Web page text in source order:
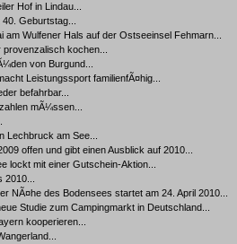
Hof in Lindau...
Geburtstag...
Wulfener Hals auf der Ostseeinsel Fehmarn...
kochen...
von Burgund...
Leistungssport familienfÃ¤hig...
befahrbar...
mÃ¼ssen...
Lechbruck am See...
offen und gibt einen Ausblick auf 2010...
lockt mit einer Gutschein-Aktion...
NÃ¤he des Bodensees startet am 24. April 2010...
Studie zum Campingmarkt in Deutschland...
kooperieren...